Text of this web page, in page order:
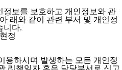
정보를 보호하고 개인정보와 관
래와 같이 관련 부서 및 개인정
니다.
정
용하시며 발생하는 모든 개인정
리책임자 혹은 담당부서로 신고